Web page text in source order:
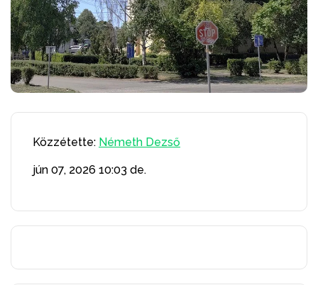
Közzétette: Németh Dezső
jún 07, 2026 10:03 de.